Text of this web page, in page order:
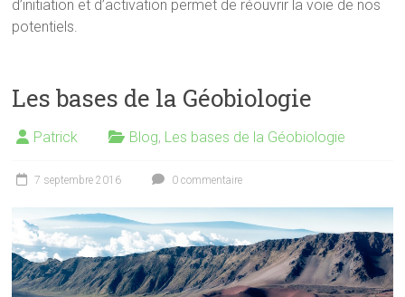
d’initiation et d’activation permet de réouvrir la voie de nos
potentiels.
Les bases de la Géobiologie
Patrick Blog, Les bases de la Géobiologie
7 septembre 2016 0 commentaire